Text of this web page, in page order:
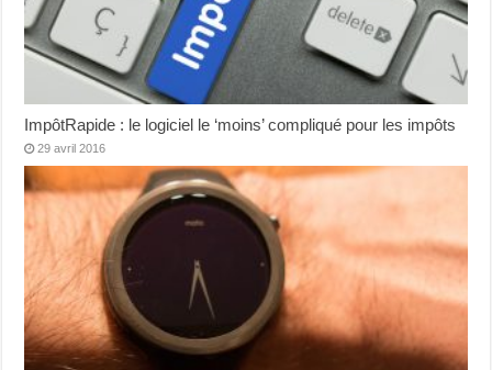
ImpôtRapide : le logiciel le ‘moins’ compliqué pour les impôts
29 avril 2016